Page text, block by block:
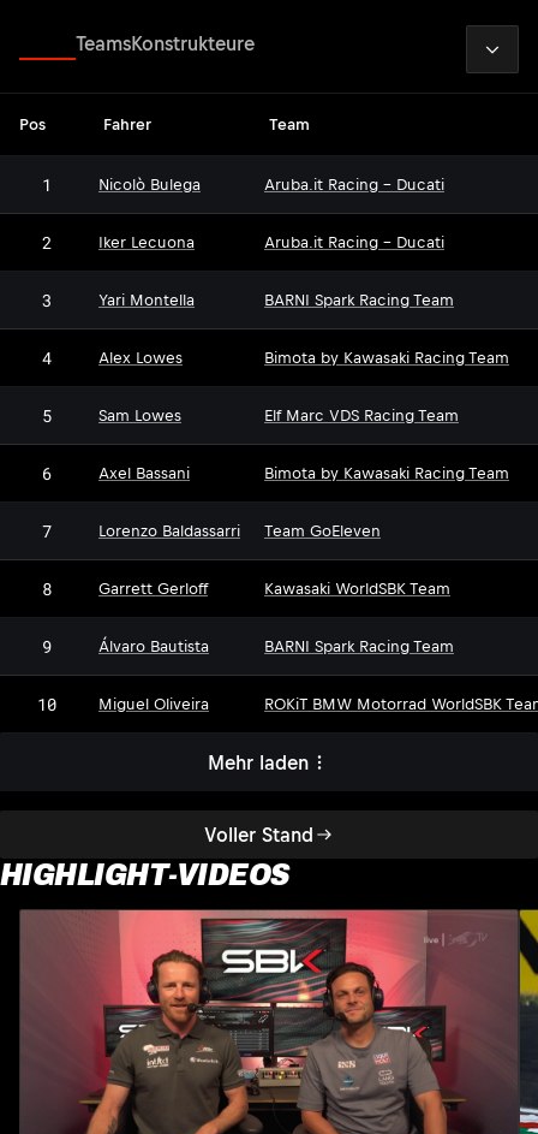
Voller Stand
TeamsKonstrukteure
Pos Fahrer Team
1 Nicolò Bulega Aruba.it Racing - Ducati
2 Iker Lecuona Aruba.it Racing - Ducati
3 Yari Montella BARNI Spark Racing Team
4 Alex Lowes Bimota by Kawasaki Racing Team
5 Sam Lowes Elf Marc VDS Racing Team
6 Axel Bassani Bimota by Kawasaki Racing Team
7 Lorenzo Baldassarri Team GoEleven
8 Garrett Gerloff Kawasaki WorldSBK Team
9 Álvaro Bautista BARNI Spark Racing Team
10 Miguel Oliveira ROKiT BMW Motorrad WorldSBK
Mehr laden
HIGHLIGHT-VIDEOS